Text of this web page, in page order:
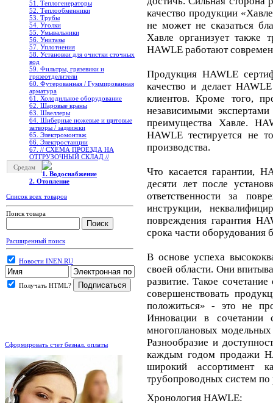
51. Теплогенераторы
52. Теплообменники
53. Трубы
54. Уголки
55. Умывальники
56. Унитазы
57. Уплотнения
58. Установки для очистки сточных
вод
59. Фильтры, грязевики и
грязеотделители
60. Футерованная / Гуммированная
арматура
61. Холодильное oборудование
62. Шаровые краны
63. Швеллеры
64. Шиберные ножевые и щитовые
затворы / задвижки
65. Электромонтаж
66. Электростанции
67. // СХЕМА ПРОЕЗДА НА
ОТГРУЗОЧНЫЙ СКЛАД //
Средам
1. Водоснабжение
2. Отопление
Список всех товаров
Поиск товара
Расширенный поиск
Новости INEN.RU
Получать HTML?
Сформировать счет безнал. оплаты
качество продукции
не может не сказаться
Хавле организует также
HAWLE работают
Продукция HAWLE
качество и делает
клиентов. Кроме того,
независимыми
преимущества Хавле.
HAWLE тестируется не
производства.
Что касается гарантии,
десяти лет после
ответственности за
инструкции,
повреждения гарантия
срока части оборудования
В основе успеха
своей области. Они
развитие. Такое
совершенствовать
положиться» - это не
Инновации в сочетании
многоплановых модельных
Разнообразие и
каждым годом продажи
широкий ассортимент
трубопроводных систем
Хронология HAWLE: